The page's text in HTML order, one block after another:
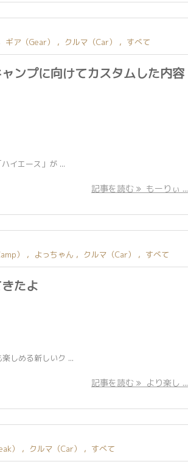
ギア（Gear） , クルマ（Car） , すべて
ンプに向けてカスタムした内容
イエース」が ...
記事を読む もーりぃ ...
） , よっちゃん , クルマ（Car） , すべて
たよ
しめる新しいク ...
記事を読む より楽し ...
） , クルマ（Car） , すべて